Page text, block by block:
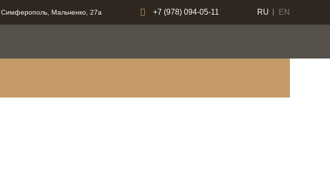
Симферополь, Мальченко, 27а +7 (978) 094-05-11 RU EN